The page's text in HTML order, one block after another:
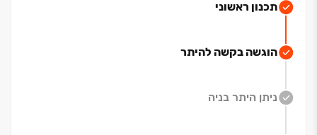
מינימליסטי, חומרים טבעיים ותאורה רכה.
רחובות נחשבת לאחת הערים המבוקשות בישראל, בזכות
מגוונת וקהילה חזקה. הקירבה למכון ויצמן למדע ולפקולטה
לחקלאות תורמת לאווירה חינוכית ומדעית.
תכנון ראשוני
הוגשה בקשה להיתר
ניתן היתר בניה